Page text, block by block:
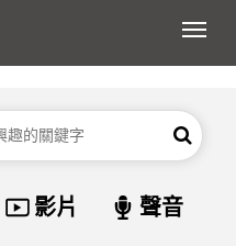
展
搜尋
資料類型
影片 聲音